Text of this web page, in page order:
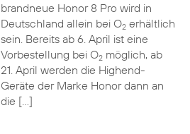
brandneue Honor 8 Pro wird in
Deutschland allein bei O2erhältlich
sein. Bereits ab 6. April ist eine
Vorbestellung bei O2möglich, ab
21. April werden die Highend-
Geräte der Marke Honor dann an
die […]